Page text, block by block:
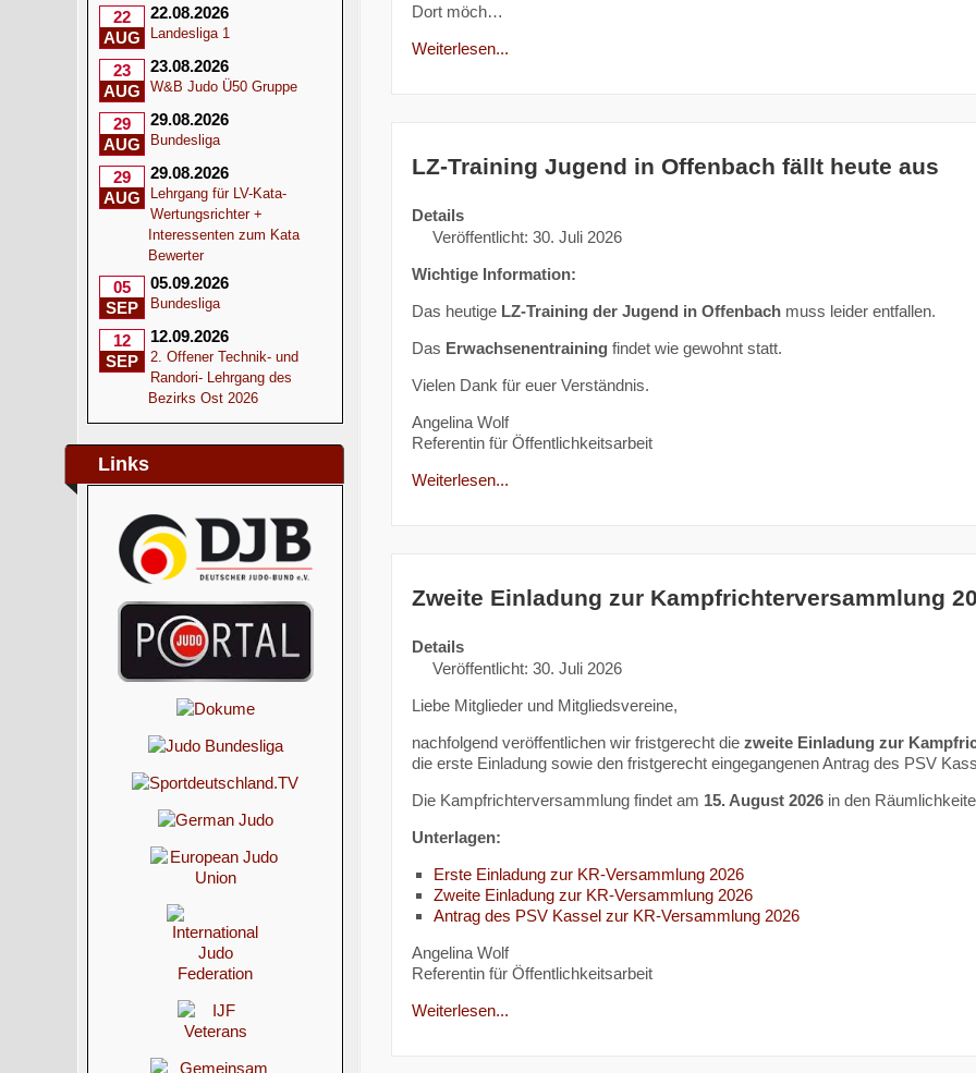
22
AUG
22.08.2026
Landesliga 1
23
AUG
23.08.2026
W&B Judo Ü50 Gruppe
29
AUG
29.08.2026
Bundesliga
29
AUG
29.08.2026
Lehrgang für LV-Kata-
Wertungsrichter +
Interessenten zum Kata
Bewerter
05
SEP
05.09.2026
Bundesliga
12
SEP
12.09.2026
2. Offener Technik- und
Randori- Lehrgang des
Bezirks Ost 2026
Links
Dort möch…
Weiterlesen...
LZ-Training Jugend in Offenbach fällt heute aus
Details
Veröffentlicht: 30. Juli 2026
Wichtige Information:
Das heutige LZ-Training der Jugend in Offenbachmuss leider entfallen.
Das Erwachsenentraining findet wie gewohnt statt.
Vielen Dank für euer Verständnis.
Angelina Wolf
Referentin für Öffentlichkeitsarbeit
Weiterlesen...
Zweite Einladung zur Kampfrichterversammlung
Details
Veröffentlicht: 30. Juli 2026
Liebe Mitglieder und Mitgliedsvereine,
nachfolgend veröffentlichen wir fristgerecht die zweite Einladung zur
die erste Einladung sowie den fristgerecht eingegangenen Antrag des PSV
Die Kampfrichterversammlung findet am 15. August 2026in den
Unterlagen:
Erste Einladung zur KR-Versammlung 2026
Zweite Einladung zur KR-Versammlung 2026
Antrag des PSV Kassel zur KR-Versammlung 2026
Angelina Wolf
Referentin für Öffentlichkeitsarbeit
Weiterlesen...